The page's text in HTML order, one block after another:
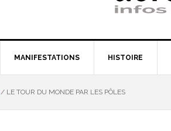
MANIFESTATIONS HISTOIRE
/ LE TOUR DU MONDE PAR LES PÔLES